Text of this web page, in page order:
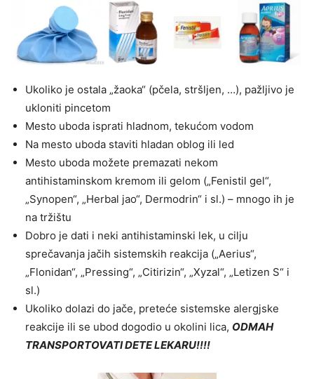
Ukoliko je ostala „žaoka“ (pčela, stršljen, …), pažljivo je
ukloniti pincetom
Mesto uboda isprati hladnom, tekućom vodom
Na mesto uboda staviti hladan oblog ili led
Mesto uboda možete premazati nekom
antihistaminskom kremom ili gelom („Fenistil gel“,
„Synopen“, „Herbal jao“, Dermodrin“ i sl.) – mnogo ih je
na tržištu
Dobro je dati i neki antihistaminski lek, u cilju
sprečavanja jačih sistemskih reakcija („Aerius“,
„Flonidan“, „Pressing“, „Citirizin“, „Xyzal“, „Letizen S“ i
sl.)
Ukoliko dolazi do jače, preteće sistemske alergjske
reakcije ili se ubod dogodio u okolini lica, ODMAH
TRANSPORTOVATI DETE LEKARU!!!!